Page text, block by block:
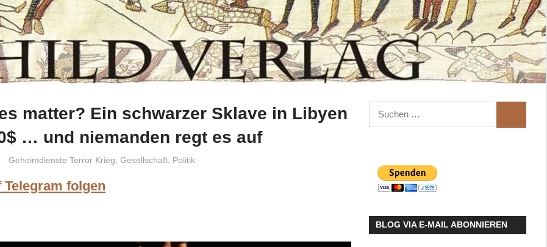
matter? Ein schwarzer Sklave in Libyen
… und niemanden regt es auf
Niki Vogt
Geheimdienste Terror Krieg Gesellschaft, Politik
Telegram folgen
Suchen
nach:
BLOG VIA E-MAIL ABONNIEREN